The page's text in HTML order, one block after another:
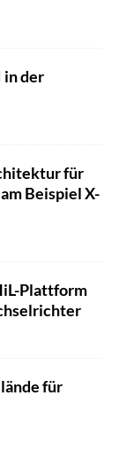
der
für
Beispiel X-
Plattform
für